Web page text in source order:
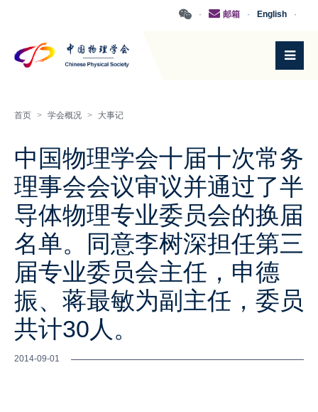
·
English
·
邮箱
·
首页 > 学会概况 > 大事记
中国物理学会十届十次常务
理事会会议审议并通过了半
导体物理专业委员会的换届
名单。同意李树深担任第三
届专业委员会主任，申德
振、蒋最敏为副主任，委员
共计30人。
2014-09-01